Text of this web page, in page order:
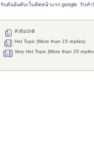
รับดันอันดับเว็บติดหน้าแรก google  รับทำ
หัวข้อปกติ
Hot Topic (More than 15 replies)
Very Hot Topic (More than 25